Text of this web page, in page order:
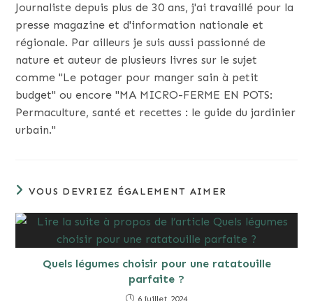
Journaliste depuis plus de 30 ans, j'ai travaillé pour la
presse magazine et d'information nationale et
régionale. Par ailleurs je suis aussi passionné de
nature et auteur de plusieurs livres sur le sujet
comme "Le potager pour manger sain à petit
budget" ou encore "MA MICRO-FERME EN POTS:
Permaculture, santé et recettes : le guide du jardinier
urbain."
VOUS DEVRIEZ ÉGALEMENT AIMER
Quels légumes choisir pour une ratatouille
parfaite ?
6 juillet 2024